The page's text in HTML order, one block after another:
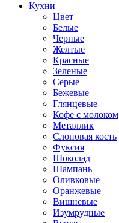
Кухни
Цвет
Белые
Черные
Желтые
Красные
Зеленые
Серые
Бежевые
Глянцевые
Кофе с молоком
Металлик
Слоновая кость
Фуксия
Шоколад
Шампань
Оливковые
Оранжевые
Вишневые
Изумрудные